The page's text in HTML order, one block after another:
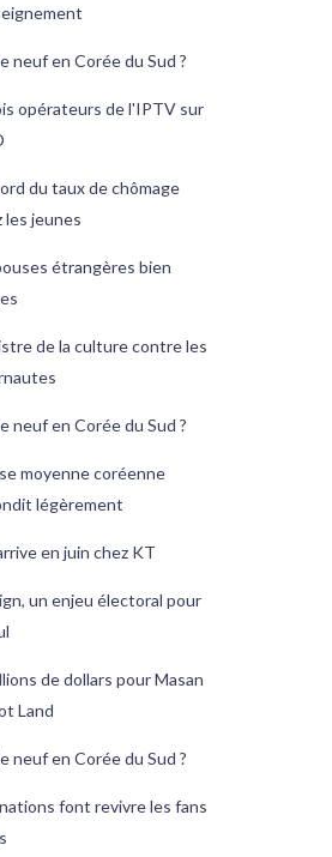
neuf en Corée du Sud ?
opérateurs de l'IPTV sur
du taux de chômage
les jeunes
étrangères bien
de la culture contre les
neuf en Corée du Sud ?
moyenne coréenne
légèrement
en juin chez KT
un enjeu électoral pour
de dollars pour Masan
Land
neuf en Corée du Sud ?
font revivre les fans